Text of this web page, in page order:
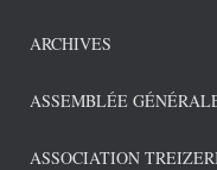
ARCHIVES
ASSEMBLÉE
ASSOCIATION